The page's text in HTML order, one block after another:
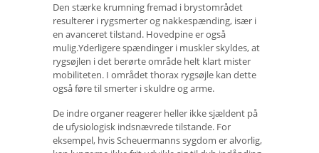
Den stærke krumning fremad i brystområdet
resulterer i rygsmerter og nakkespænding, især i
en avanceret tilstand. Hovedpine er også
mulig.Yderligere spændinger i muskler skyldes, at
rygsøjlen i det berørte område helt klart mister
mobiliteten. I området thorax rygsøjle kan dette
også føre til smerter i skuldre og arme.
De indre organer reagerer heller ikke sjældent på
de ufysiologisk indsnævrede tilstande. For
eksempel, hvis Scheuermanns sygdom er alvorlig,